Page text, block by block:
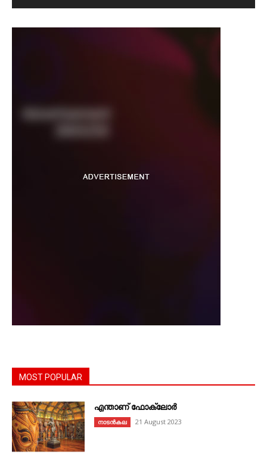
MOST POPULAR
എന്താണ്‌ ഫോക്‌ലോർ
നാടൻകല 21 August 2023